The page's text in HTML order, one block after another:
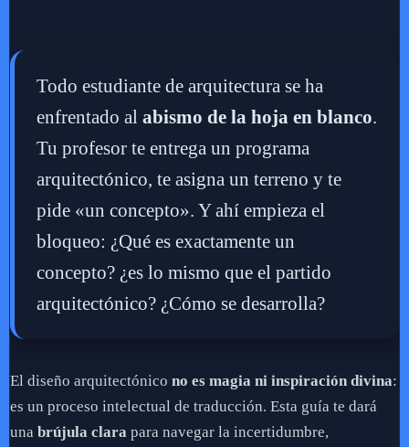
Todo estudiante de arquitectura se ha
enfrentado al abismo de la hoja en blanco.
Tu profesor te entrega un programa
arquitectónico, te asigna un terreno y te
pide «un concepto». Y ahí empieza el
bloqueo: ¿Qué es exactamente un
concepto? ¿es lo mismo que el partido
arquitectónico? ¿Cómo se desarrolla?
El diseño arquitectónico no es magia ni inspiración divina:
es un proceso intelectual de traducción. Esta guía te dará
una brújula clara para navegar la incertidumbre,